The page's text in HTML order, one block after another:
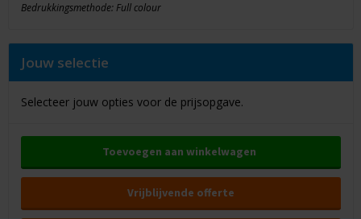
Bedrukkingsmethode: Full colour
Jouw selectie
Selecteer jouw opties voor de prijsopgave.
Toevoegen aan winkelwagen
Vrijblijvende offerte